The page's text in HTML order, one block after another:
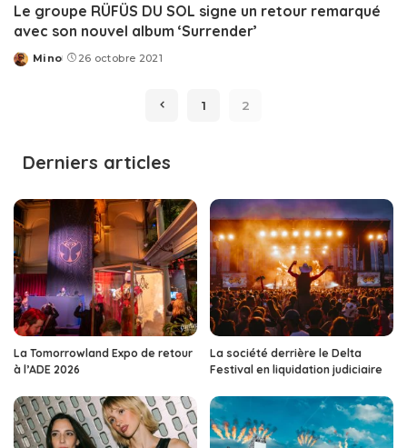
Le groupe RÜFÜS DU SOL signe un retour remarqué
avec son nouvel album ‘Surrender’
Posted
Mino 26 octobre 2021
1 2
Derniers articles
La Tomorrowland Expo de retour
à l’ADE 2026
La société derrière le Delta
Festival en liquidation judiciaire